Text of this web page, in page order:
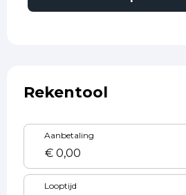
Rekentool
Aanbetaling
Looptijd